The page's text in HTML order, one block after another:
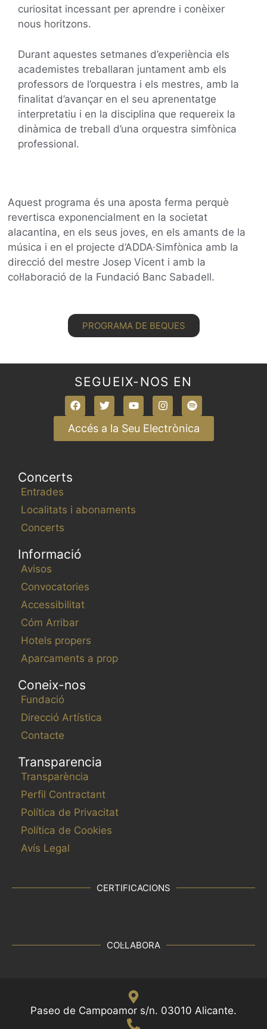
curiositat incessant per aprendre i conèixer
nous horitzons.
Durant aquestes setmanes d’experiència els
academistes treballaran juntament amb els
professors de l’orquestra i els mestres, amb la
finalitat d’avançar en el seu aprenentatge
interpretatiu i en la disciplina que requereix la
dinàmica de treball d’una orquestra simfònica
professional.
Aquest programa és una aposta ferma perquè
revertisca exponencialment en la societat
alacantina, en els seus joves, en els amants de la
música i en el projecte d’ADDA·Simfònica amb la
direcció del mestre Josep Vicent i amb la
col·laboració de la Fundació Banc Sabadell.
PROGRAMA DE BEQUES
SEGUEIX-NOS EN
Accés a la Seu Electrònica
Concerts
Entrades
Localitats i abonaments
Concerts
Informació
Avisos
Convocatories
Accessibilitat
Cóm Arribar
Hotels propers
Aparcaments a prop
Coneix-nos
Fundació
Direcció Artística
Contacte
Transparencia
Transparència
Perfil Contractant
Política de Privacitat
Política de Cookies
Avís Legal
CERTIFICACIONS
COL·LABORA
Paseo de Campoamor s/n. 03010 Alicante.